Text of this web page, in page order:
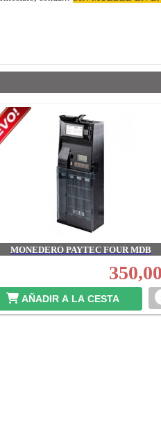
MONEDERO PAYTEC FOUR MDB
AÑADIR A LA CESTA